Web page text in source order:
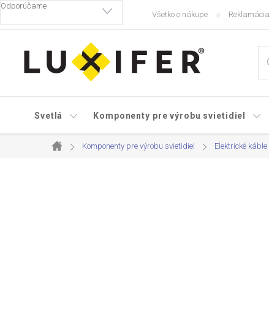
Prejsť
obsah
Všetko o nákupe
Svetlá Komponenty pre výrobu svietidiel
Domov
Komponenty pre výrobu svietidiel Elektrické